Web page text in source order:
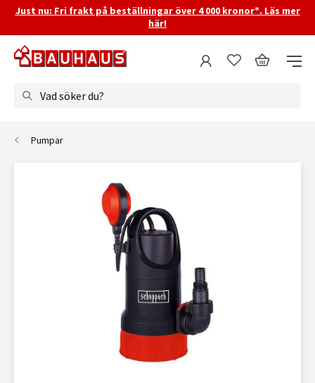
Just nu: Fri frakt på beställningar över 4 000 kronor*. Läs mer
här!
Vad söker du?
Pumpar